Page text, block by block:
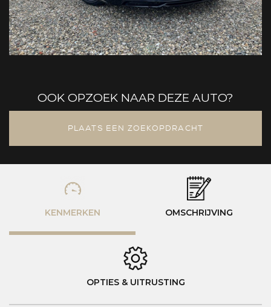
OOK OPZOEK NAAR DEZE AUTO?
PLAATS EEN ZOEKOPDRACHT
KENMERKEN OMSCHRIJVING
OPTIES & UITRUSTING